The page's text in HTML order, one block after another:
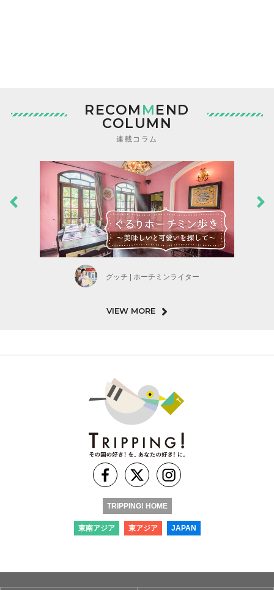
RECOM MEND
COLUMN
連載コラム
グッチ | ホーチミンライター
VIEW MORE
TRIPPING! HOME
東南アジア 東アジア JAPAN